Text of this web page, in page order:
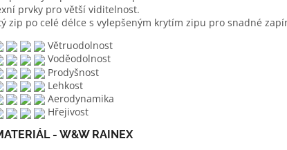
prvky pro větší viditelnost.
zip po celé délce s vylepšeným krytím zipu pro snadné
Větruodolnost
Voděodolnost
Prodyšnost
Lehkost
Aerodynamika
Hřejivost
- W&W RAINEX